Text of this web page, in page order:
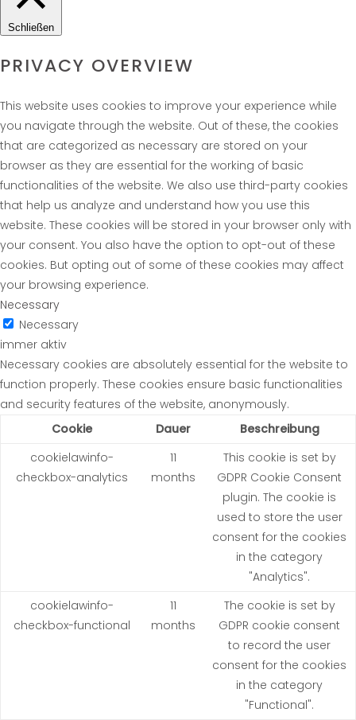
Schließen
PRIVACY OVERVIEW
This website uses cookies to improve your experience while
you navigate through the website. Out of these, the cookies
that are categorized as necessary are stored on your
browser as they are essential for the working of basic
functionalities of the website. We also use third-party cookies
that help us analyze and understand how you use this
website. These cookies will be stored in your browser only with
your consent. You also have the option to opt-out of these
cookies. But opting out of some of these cookies may affect
your browsing experience.
Necessary
Necessary
immer aktiv
Necessary cookies are absolutely essential for the website to
function properly. These cookies ensure basic functionalities
and security features of the website, anonymously.
Cookie
Dauer
Beschreibung
cookielawinfo-
checkbox-analytics
11
months
This cookie is set by
GDPR Cookie Consent
plugin. The cookie is
used to store the user
consent for the cookies
in the category
"Analytics".
cookielawinfo-
checkbox-functional
11
months
The cookie is set by
GDPR cookie consent
to record the user
consent for the cookies
in the category
"Functional".